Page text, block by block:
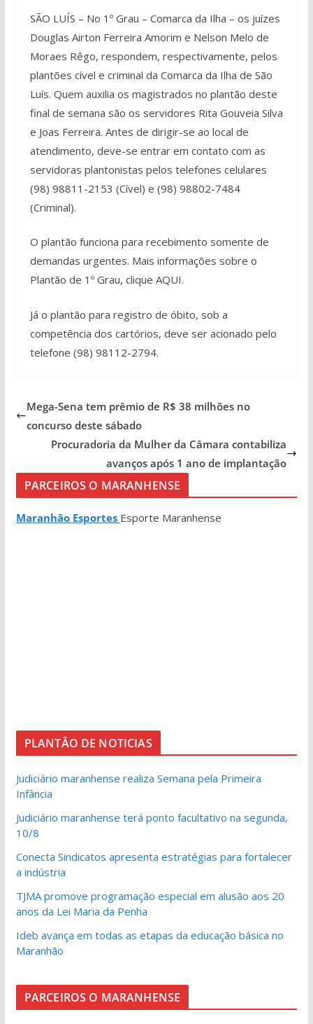
SÃO LUÍS – No 1º Grau – Comarca da Ilha – os juízes
Douglas Airton Ferreira Amorim e Nelson Melo de
Moraes Rêgo, respondem, respectivamente, pelos
plantões cível e criminal da Comarca da Ilha de São
Luís. Quem auxilia os magistrados no plantão deste
final de semana são os servidores Rita Gouveia Silva
e Joas Ferreira. Antes de dirigir-se ao local de
atendimento, deve-se entrar em contato com as
servidoras plantonistas pelos telefones celulares
(98) 98811-2153 (Cível) e (98) 98802-7484
(Criminal).
O plantão funciona para recebimento somente de
demandas urgentes. Mais informações sobre o
Plantão de 1º Grau, clique AQUI.
Já o plantão para registro de óbito, sob a
competência dos cartórios, deve ser acionado pelo
telefone (98) 98112-2794.
Mega-Sena tem prêmio de R$ 38 milhões no
concurso deste sábado
Procuradoria da Mulher da Câmara contabiliza
avanços após 1 ano de implantação
PARCEIROS O MARANHENSE
Maranhão Esportes Esporte Maranhense
PLANTÃO DE NOTICIAS
Judiciário maranhense realiza Semana pela Primeira
Infância
Judiciário maranhense terá ponto facultativo na segunda,
10/8
Conecta Sindicatos apresenta estratégias para fortalecer
a indústria
TJMA promove programação especial em alusão aos 20
anos da Lei Maria da Penha
Ideb avança em todas as etapas da educação básica no
Maranhão
PARCEIROS O MARANHENSE